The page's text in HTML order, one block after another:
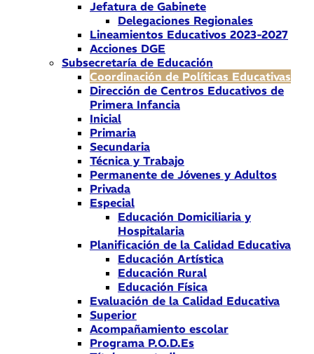
Jefatura de Gabinete
Delegaciones Regionales
Lineamientos Educativos 2023-2027
Acciones DGE
Subsecretaría de Educación
Coordinación de Políticas Educativas
Dirección de Centros Educativos de
Primera Infancia
Inicial
Primaria
Secundaria
Técnica y Trabajo
Permanente de Jóvenes y Adultos
Privada
Especial
Educación Domiciliaria y
Hospitalaria
Planificación de la Calidad Educativa
Educación Artística
Educación Rural
Educación Física
Evaluación de la Calidad Educativa
Superior
Acompañamiento escolar
Programa P.O.D.Es